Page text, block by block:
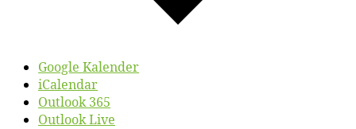
Google Kalender
iCalendar
Outlook 365
Outlook Live